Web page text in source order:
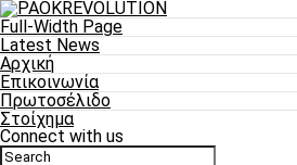
Full-Width Page
Latest News
Αρχική
Επικοινωνία
Πρωτοσέλιδο
Στοίχημα
Connect with us